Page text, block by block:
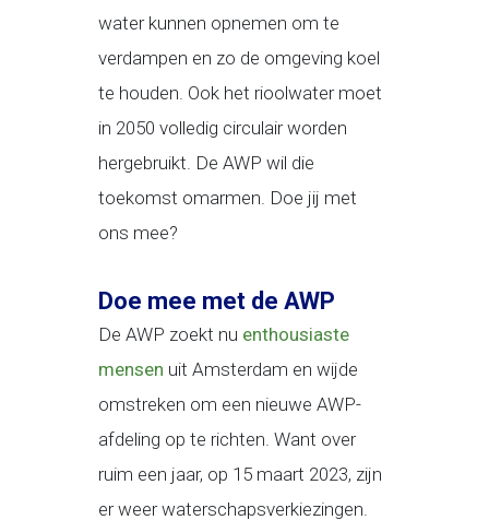
water kunnen opnemen om te
verdampen en zo de omgeving koel
te houden. Ook het rioolwater moet
in 2050 volledig circulair worden
hergebruikt. De AWP wil die
toekomst omarmen. Doe jij met
ons mee?
Doe mee met de AWP
De AWP zoekt nu enthousiaste
mensen uit Amsterdam en wijde
omstreken om een nieuwe AWP-
afdeling op te richten. Want over
ruim een jaar, op 15 maart 2023, zijn
er weer waterschapsverkiezingen.